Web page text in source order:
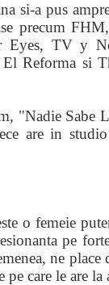
si-a pus
precum
Eyes, TV y
Reforma si
"Nadie Sabe
are in
o femeie
pe
ne place
pe care le are la